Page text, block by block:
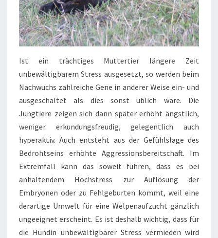
Ist ein trächtiges Muttertier längere Zeit
unbewältigbarem Stress ausgesetzt, so werden beim
Nachwuchs zahlreiche Gene in anderer Weise ein- und
ausgeschaltet als dies sonst üblich wäre. Die
Jungtiere zeigen sich dann später erhöht ängstlich,
weniger erkundungsfreudig, gelegentlich auch
hyperaktiv. Auch entsteht aus der Gefühlslage des
Bedrohtseins erhöhte Aggressionsbereitschaft. Im
Extremfall kann das soweit führen, dass es bei
anhaltendem Hochstress zur Auflösung der
Embryonen oder zu Fehlgeburten kommt, weil eine
derartige Umwelt für eine Welpenaufzucht gänzlich
ungeeignet erscheint. Es ist deshalb wichtig, dass für
die Hündin unbewältigbarer Stress vermieden wird